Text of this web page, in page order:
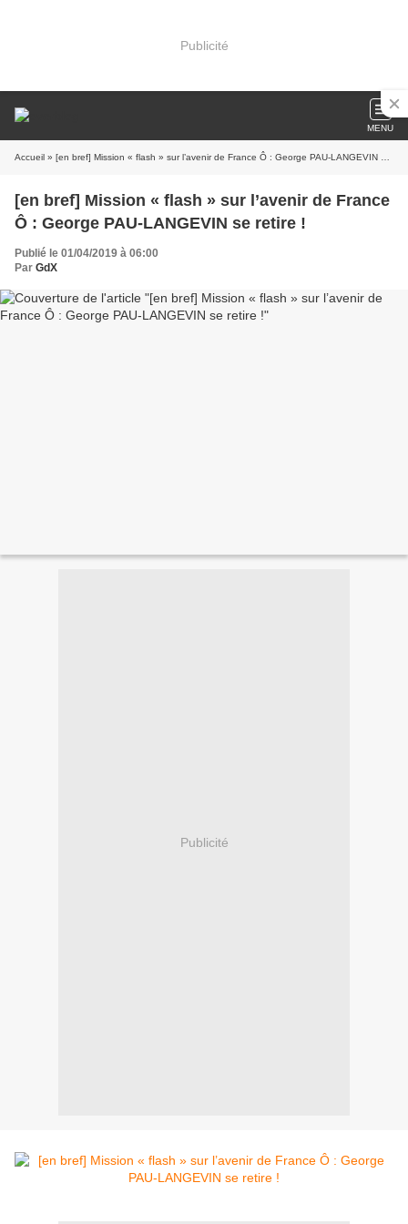
Publicité
MENU
Accueil » [en bref] Mission « flash » sur l’avenir de France Ô : George PAU-LANGEVIN se retire !
[en bref] Mission « flash » sur l’avenir de France
Ô : George PAU-LANGEVIN se retire !
Publié le 01/04/2019 à 06:00
Par GdX
Publicité